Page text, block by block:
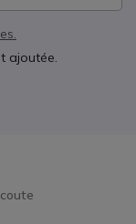
ajoutée.